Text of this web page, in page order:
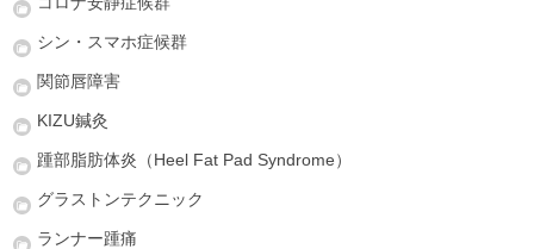
シン・スマホ症候群
関節唇障害
KIZU鍼灸
踵部脂肪体炎（Heel Fat Pad Syndrome）
グラストンテクニック
ランナー踵痛